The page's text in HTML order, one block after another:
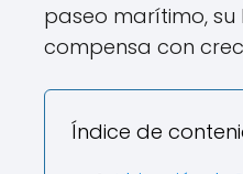
paseo marítimo,
compensa con
Índice de